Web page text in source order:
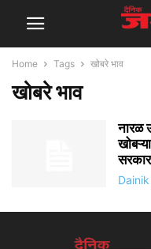
Home Tags खोबरे भाव
खोबरे भाव
नारळ